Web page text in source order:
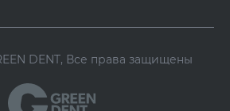
DENT, Все права защищены